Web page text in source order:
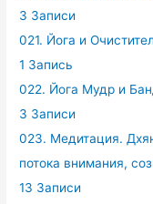
3 Записи
021. Йога и
1 Запись
022. Йога Мудр и
3 Записи
023. Медитация.
потока внимания,
13 Записи